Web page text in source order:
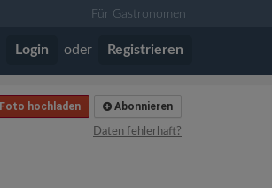
Für Gastronomen
Login oder Registrieren
Abonnieren
Foto hochladen
Daten fehlerhaft?